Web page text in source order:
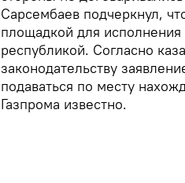
Сарсембаев подчеркнул,
площадкой для
республикой. Согласно
законодательству
подаваться по месту
Газпрома известно.